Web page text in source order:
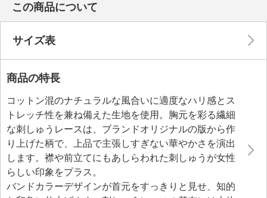
この商品について
サイズ表
商品の特長
コットン混のナチュラルな風合いに適度なハリ感とス
トレッチ性を兼ね備えた生地を使用。胸元を彩る繊細
な刺しゅうレースは、ブランドオリジナルの版から作
り上げた柄で、上品で主張しすぎない華やかさを演出
します。襟や前立てにもあしらわれた刺しゅうが女性
らしい印象をプラス。
バンドカラーデザインが首元をすっきりと見せ、知的